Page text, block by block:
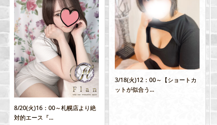
3/18(火)12：00～【ショートカ
ットが似合う...
新年あけましておめでとうござ
います！！